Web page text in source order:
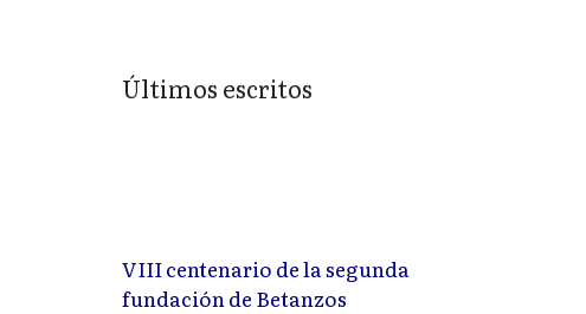
Últimos escritos
VIII centenario de la segunda
fundación de Betanzos